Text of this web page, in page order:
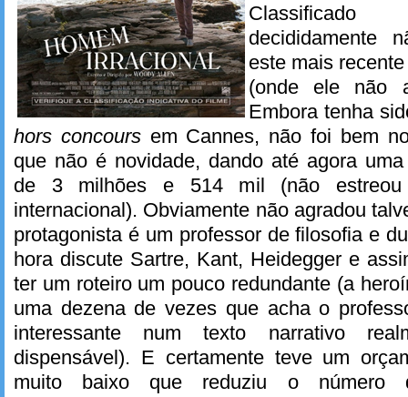
decididamente
este mais
(onde ele não
Embora tenha
hors concoursem Cannes, não foi bem
que não é novidade, dando até agora
de 3 milhões e 514 mil (não estreou
internacional). Obviamente não agradou
protagonista é um professor de filosofia e
hora discute Sartre, Kant, Heidegger e
ter um roteiro um pouco redundante (a
uma dezena de vezes que acha o
interessante num texto narrativo
dispensável). E certamente teve um
muito baixo que reduziu o número